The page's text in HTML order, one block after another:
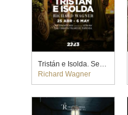
Tristán e Isolda. Semyon Bychkov (2023)
Richard Wagner